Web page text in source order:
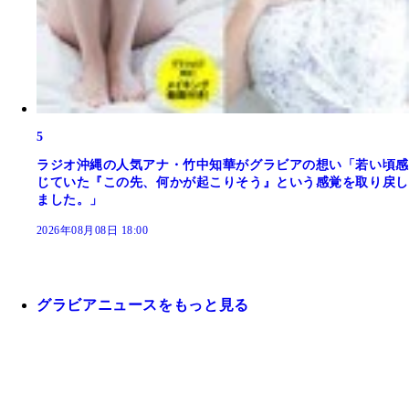
5
ラジオ沖縄の人気アナ・竹中知華がグラビアの想い「若い頃感
じていた『この先、何かが起こりそう』という感覚を取り戻し
ました。」
2026年08月08日 18:00
グラビアニュースをもっと見る